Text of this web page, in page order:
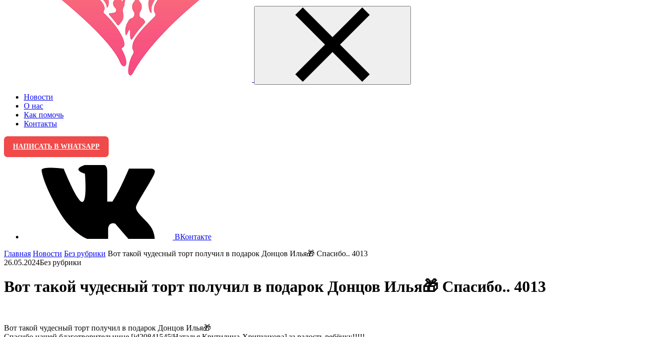
Новости
О нас
Как помочь
Контакты
НАПИСАТЬ В WHATSAPP
ВКонтакте
Главная Новости Без рубрики Вот такой чудесный торт получил в подарок Донцов Илья🎁 Спасибо.. 4013
26.05.2024Без рубрики
Вот такой чудесный торт получил в подарок Донцов Илья🎁 Спасибо.. 4013
Вот такой чудесный торт получил в подарок Донцов Илья🎁